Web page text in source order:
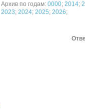
Архив по годам: 0000; 2014;
2023; 2024; 2025; 2026;